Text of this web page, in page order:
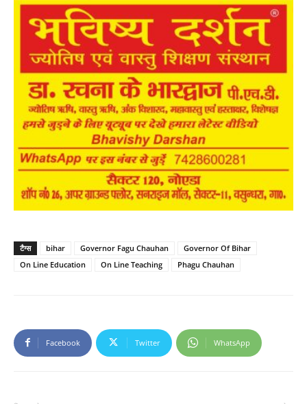
टैग्स bihar Governor Fagu Chauhan
Governor Of Bihar
On Line Education
On Line Teaching Phagu Chauhan
Facebook Twitter WhatsApp